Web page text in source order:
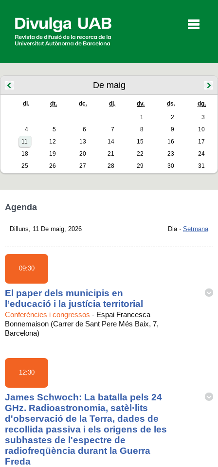
Articles Entrevistes Vídeos
Agenda
De maig
dl. dt. dc. dj. dv. ds. dg.
1 2
3
4
5 6 7 8 9
10
11
12 13 14 15 16
17
18
19 20 21 22 23
24
25
26 27 28 29 30 31
Agenda
Dilluns, 11 De maig, 2026 Dia · Setmana
09:30
El paper dels municipis en
l’educació i la justícia territorial
Conferències i congressos - Espai Francesca
Bonnemaison (Carrer de Sant Pere Més Baix, 7,
Barcelona)
12:30
James Schwoch: La batalla pels 24
GHz. Radioastronomia, satèl·lits
d'observació de la Terra, dades de
recollida passiva i els origens de les
subhastes de l'espectre de
radiofreqüència durant la Guerra
Freda